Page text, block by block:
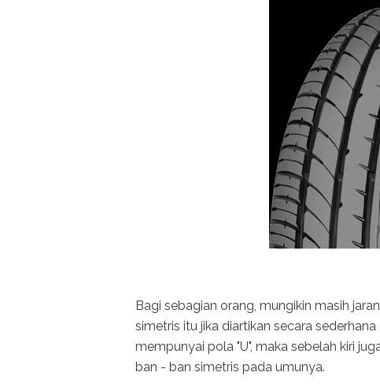
Bagi sebagian orang, mungikin masih
simetris itu jika diartikan secara
mempunyai pola "U", maka sebelah kiri
ban - ban simetris pada umunya.